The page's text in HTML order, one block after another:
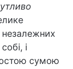
незалежних
і
сумою